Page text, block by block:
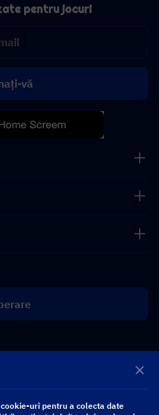
pentru jocuri
vă
uri pentru a colecta date